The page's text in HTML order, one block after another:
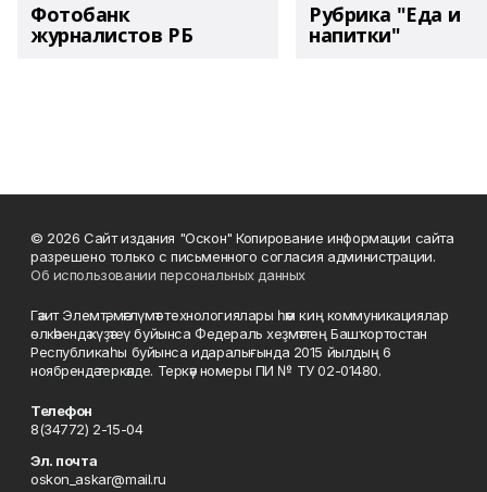
Фотобанк
журналистов РБ
Рубрика "Еда и
напитки"
© 2026 Сайт издания "Оскон" Копирование информации сайта
разрешено только с письменного согласия администрации.
Об использовании персональных данных
Гәзит Элемтә, мәғлүмәт технологиялары һәм киң коммуникациялар
өлкәһендә күҙәтеү буйынса Федераль хеҙмәттең Башҡортостан
Республикаһы буйынса идаралығында 2015 йылдың 6
ноябрендә теркәлде. Теркәү номеры ПИ № ТУ 02-01480.
Телефон
8(34772) 2-15-04
Эл. почта
oskon_askar@mail.ru